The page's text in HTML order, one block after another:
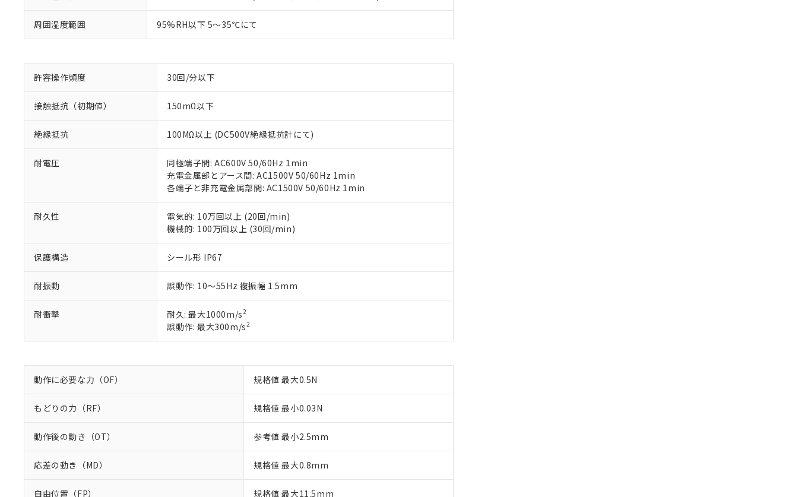
周囲湿度範囲 95%RH以下 5～35℃にて
許容操作頻度 30回/分以下
接触抵抗（初期値） 150mΩ以下
絶縁抵抗 100MΩ以上 (DC500V絶縁抵抗計にて)
耐電圧
同極端子間: AC600V 50/60Hz 1min
充電金属部とアース間: AC1500V 50/60Hz 1min
各端子と非充電金属部間: AC1500V 50/60Hz 1min
耐久性
電気的: 10万回以上 (20回/min)
機械的: 100万回以上 (30回/min)
保護構造 シール形 IP67
耐振動 誤動作: 10～55Hz 複振幅 1.5mm
耐衝撃 耐久: 最大1000m/s2
誤動作: 最大300m/s2
動作に必要な力（OF） 規格値 最大0.5N
もどりの力（RF） 規格値 最小0.03N
動作後の動き（OT） 参考値 最小2.5mm
応差の動き（MD） 規格値 最大0.8mm
自由位置（FP） 規格値 最大11.5mm
以下の条件をお読みいただき、同意のうえご利用ください。
当社制御機器事業取扱商品の中には、本サービスの対象外となる商品もあることをご了承ください。
在庫状況および標準価格照会結果は、記載している更新日時点での社内データに基づき作成されるも
のであり、閲覧された時点での実際の在庫および標準価格とは異なる場合があることをご了承くださ
い。
正式な納期状況および標準価格はお客様のお取引先、またはお客様担当のオムロン制御機器販売店・
当社販売員にご相談ください。
オムロン制御機器販売店や当社販売拠点は「
在庫状況および標準価格結果を当社の事前の承諾なく第三者に漏洩または開示しないようお願いしま
ている必要があります。
お客様が当ウェブサイト上で当社にご登録された部品リストについて、当社および当社の共同利用者
が、当社の製品・サービスに関するお客様との取引・商談に必要な範囲で利用することをご了承くだ
さい。
※当社の共同利用者とは、
いる法人を指します。
対応済み：EU RoHS指令（10物質）の非含有に対応した製品が提供可能な商品です。
対応予定：EU RoHS指令（10物質）の非含有に対応した製品に切り替える予定のある商品です。
対応予定なし：EU RoHS指令（10物質）の非含有に非対応の商品で、対応品を出す予定はありません。
非該当品：ライセンス料など無形物で、有害物質有無と関係のない商品です。
仕入先様の事情により、非含有部品としていたものが、含有品と判明した場合などやむを得ず変更すること
*EU RoHS指令（10物質）：
鉛(Pb) 1000ppm以下、 水銀(Hg) 1000ppm以下、 カドミウム(Cd) 100ppm以下、
六価クロム(Cr(Ⅵ)) 1000ppm以下、ポリ臭化ビフェニル類(PBB) 1000ppm以下、ポリ臭化ジフェニルエーテル類(PBDE) 1000ppm以下、
フタル酸ビス(2-エチルヘキシル) (DEHP)(別名：DOP) 1000ppm以下、フタル酸ブチルベンジル（BBP） 1000ppm以下、フタル酸ジブチ
ル（DBP） 1000ppm以下、フタル酸ジイソブチル (DIBP) 1000ppm以下
フタル酸エステル類の４物質については閾値を超える意図的な使用がないことを確認しています。
※2 対応予定月
部品在庫の切り替え状況などにより、予定月が前後することがあります。
※3 非含有証明書ダウンロード
下記の非含有証明書をダウンロードすることができます。
EU RoHS指令（10物質）の非含有証明書
51物質の非含有証明書（当社基準）
また、RoHS指令のフタル酸エステル類４物質の対応では、対応完了までの期間は出荷製品に未対応品が
混在することから備考欄に対応日を記載しておりました。
※1 中国RoHS○×表
「○」：最大均質材料含有率が中国RoHSの基準値以下であることを示します。
「×」：最大均質材料含有率が中国RoHSの基準値を超えていることを示します。
「－」：未確認です。当社販売部門へお問い合わせください。
Cr(Ⅵ)(六価クロム) : 1000ppm、 PBBs(ポリ臭化ビフェニル類) : 1000ppm、 PBDEs(ポリ臭化ジフェニルエーテル類) : 1000ppm、
DBP(フタル酸ジブチル) : 1000ppm、 DIBP(フタル酸ジイソブチル) : 1000ppm、 BBP(フタル酸ブチルベンジル) : 1000ppm、
DEHP(フタル酸ビス(2-エチルヘキシル)) : 1000ppm
※2 環境保護使用期限
「ｅ」：有害物質（10物質）のすべてが基準値以下であることを示します。
「10」：通常の使用状況下において有害物質が外部に漏えいし、環境に深刻な影響を及ぼさない年数を意
などの必要な手続きをとります。
当社は規制貨物を破棄する場合は、完全に破砕するなど、違法に輸出されないよう必要な手段を講じ
ます。
当社は貴社製品を、核兵器、ミサイル、化学兵器、生物兵器またはその他武器並びにこれらの製造装
置等に一切使用いたしません。
当社は、貴社製品を第三者に販売する場合は、上記1、2および3の内容を当該第三者に通知します。
また当社は、販売先および販売に係わる関係者が違法に輸出するおそれがある場合は、取り引きをい
たしません。
記
説明
○ 一定数以上の在庫あり
△ 一定数には満たないが在庫あり
－
在庫なし(最新の在庫状況については、お客様のお取引先、またはお客様担当のオムロン制御
機器販売店・当社販売員にご確認ください)
空
白
受注生産機種、また在庫状況の情報を公開していない機種